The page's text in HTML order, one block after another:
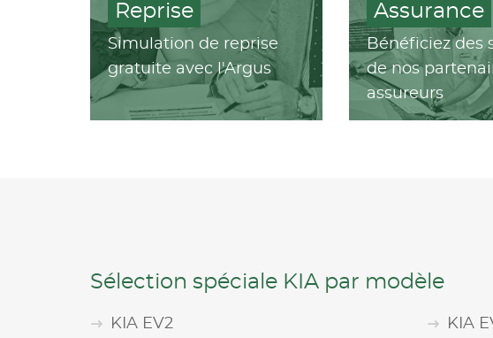
Reprise
Simulation de reprise
gratuite avec l'Argus
Assurance
Bénéficiez des
de nos
assureurs
Sélection spéciale KIA par modèle
KIA EV2 KIA